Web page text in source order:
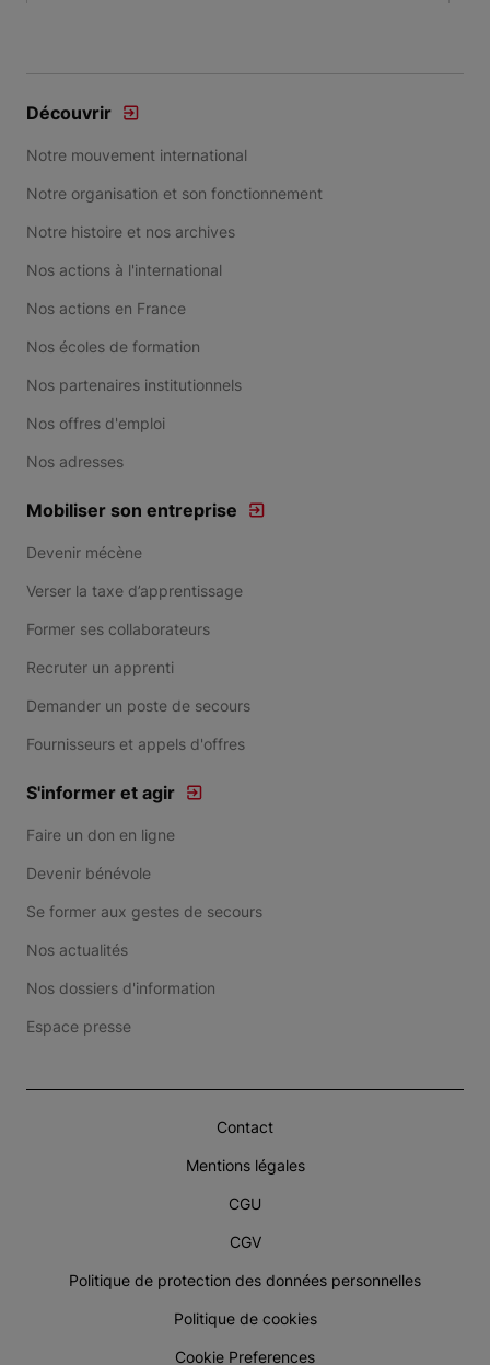
Découvrir
Notre mouvement international
Notre organisation et son fonctionnement
Notre histoire et nos archives
Nos actions à l'international
Nos actions en France
Nos écoles de formation
Nos partenaires institutionnels
Nos offres d'emploi
Nos adresses
Mobiliser son entreprise
Devenir mécène
Verser la taxe d’apprentissage
Former ses collaborateurs
Recruter un apprenti
Demander un poste de secours
Fournisseurs et appels d'offres
S'informer et agir
Faire un don en ligne
Devenir bénévole
Se former aux gestes de secours
Nos actualités
Nos dossiers d'information
Espace presse
Contact
Mentions légales
CGU
CGV
Politique de protection des données personnelles
Politique de cookies
Cookie Preferences